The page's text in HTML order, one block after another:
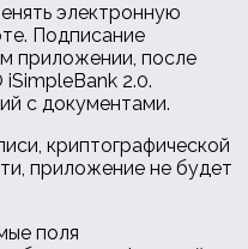
электронную
Подписание
приложении, после
2.0.
с документами.
криптографической
приложение не будет
поля